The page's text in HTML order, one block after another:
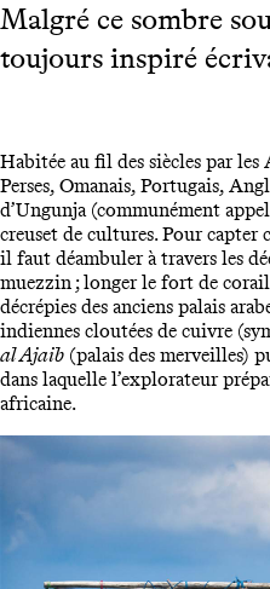
Malgré ce sombre
toujours inspiré
Habitée au fil des siècles par
Perses, Omanais, Portugais,
d’Ungunja (communément
creuset de cultures. Pour
il faut déambuler à travers les
muezzin ; longer le fort de
décrépies des anciens palais
indiennes cloutées de cuivre
al Ajaib (palais des merveilles)
dans laquelle l’explorateur
africaine.